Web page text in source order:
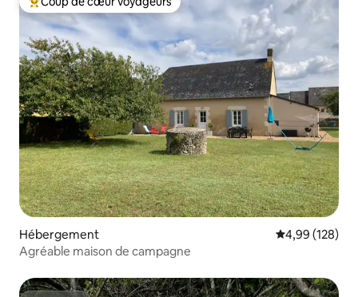
Coups de cœur voyageurs les plus appréciés
Hébergement Évaluation
4,99 (128)
Agréable maison de campagne